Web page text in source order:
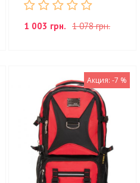
1 003 грн. 1 078 грн.
Акция: -7 %